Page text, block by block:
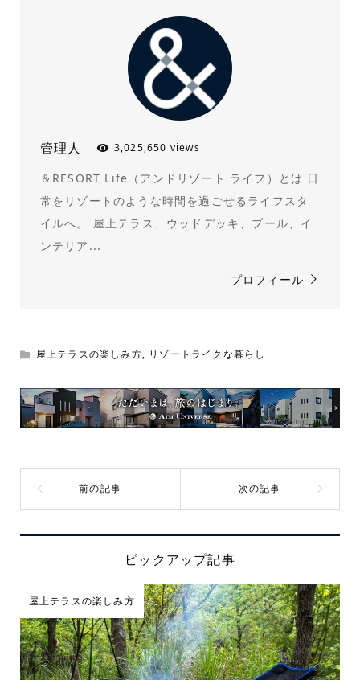
管理人 3,025,650 views
＆RESORT Life（アンドリゾート ライフ）とは 日
常をリゾートのような時間を過ごせるライフスタ
イルへ。 屋上テラス、ウッドデッキ、プール、イ
ンテリア...
プロフィール
屋上テラスの楽しみ方, リゾートライクな暮らし
ピックアップ記事
屋上テラスの楽しみ方